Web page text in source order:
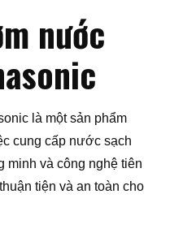
nước
là một sản phẩm
cung cấp nước sạch
minh và công nghệ tiên
tiện và an toàn cho